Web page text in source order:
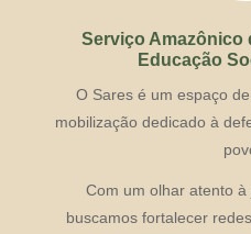
Serviço Amazônico
Educação
O Sares é um espaço
mobilização dedicado à
Com um olhar atento à
buscamos fortalecer